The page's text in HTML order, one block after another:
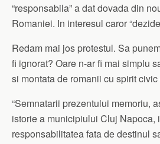
“responsabila” a dat dovada din
Romaniei. In interesul caror
Redam mai jos protestul. Sa
fi ignorat? Oare n-ar fi mai simplu
si montata de romanii cu spirit
“Semnatarii prezentului memoriu,
istorie a municipiului Cluj Napoca,
responsabilitatea fata de destinul